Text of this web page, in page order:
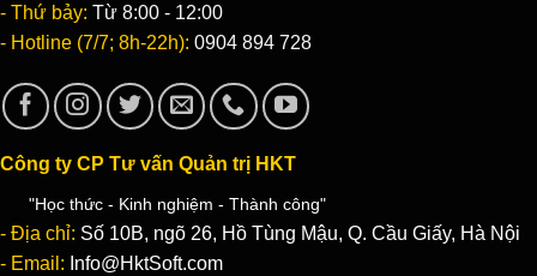
- Thứ bảy: Từ 8:00 - 12:00
- Hotline (7/7; 8h-22h): 0904 894 728
Công ty CP Tư vấn Quản trị HKT
"Học thức - Kinh nghiệm - Thành công"
- Địa chỉ: Số 10B, ngõ 26, Hồ Tùng Mậu, Q. Cầu Giấy, Hà Nội
- Email: Info@HktSoft.com